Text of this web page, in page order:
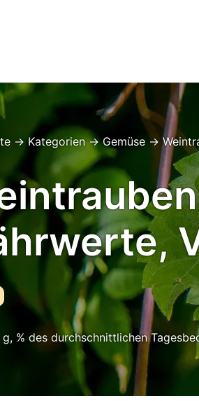
→Kategorien→Gemüse →
% des durchschnittlichen